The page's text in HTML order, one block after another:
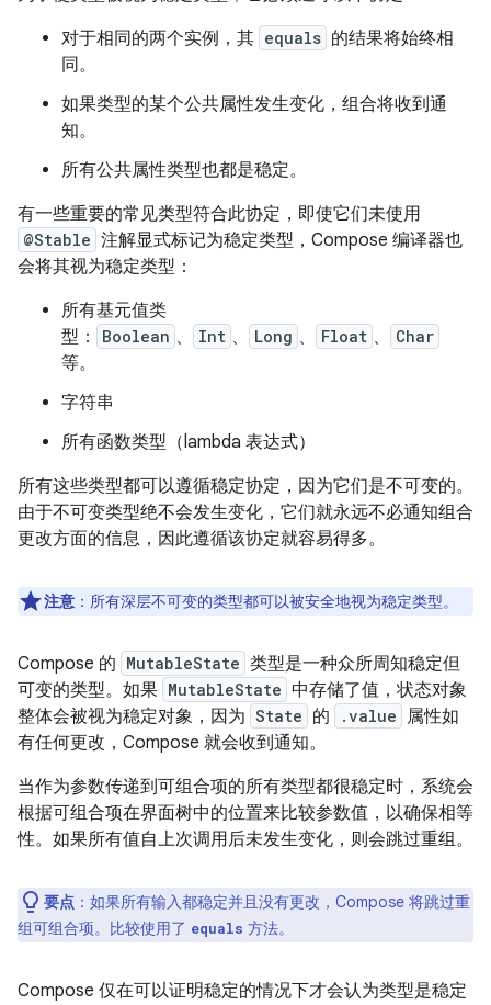
对于相同的两个实例，其 equals 的结果将始终相
同。
如果类型的某个公共属性发生变化，组合将收到通
知。
所有公共属性类型也都是稳定。
有一些重要的常见类型符合此协定，即使它们未使用
@Stable 注解显式标记为稳定类型，Compose 编译器也
会将其视为稳定类型：
所有基元值类
型：
Boolean 、 Int 、 Long 、 Float 、 Char
等。
字符串
所有函数类型（lambda 表达式）
所有这些类型都可以遵循稳定协定，因为它们是不可变的。
由于不可变类型绝不会发生变化，它们就永远不必通知组合
更改方面的信息，因此遵循该协定就容易得多。
注意 ： 所有深层不可变的类型都可以被安全地视为稳定类型。
Compose 的 MutableState 类型是一种众所周知稳定但
可变的类型。 如果 MutableState 中存储了值，状态对象
整体会被视为稳定对象，因为 State 的 .value 属性如
有任何更改，Compose 就会收到通知。
当作为参数传递到可组合项的所有类型都很稳定时，系统会
根据可组合项在界面树中的位置来比较参数值，以确保相等
性。如果所有值自上次调用后未发生变化，则会跳过重组。
要点 ： 如果所有输入都稳定并且没有更改，Compose 将跳过重
组可组合项。比较使用了 equals 方法。
Compose 仅在可以证明稳定的情况下才会认为类型是稳定